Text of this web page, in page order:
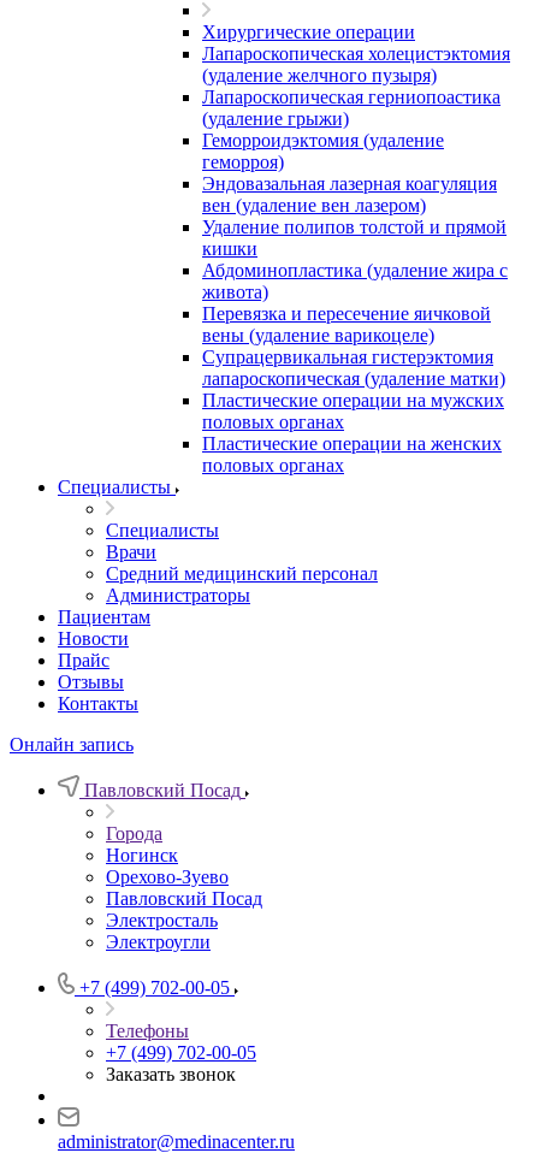
Хирургические операции
Лапароскопическая холецистэктомия
(удаление желчного пузыря)
Лапароскопическая герниопоастика
(удаление грыжи)
Геморроидэктомия (удаление
геморроя)
Эндовазальная лазерная коагуляция
вен (удаление вен лазером)
Удаление полипов толстой и прямой
кишки
Абдоминопластика (удаление жира с
живота)
Перевязка и пересечение яичковой
вены (удаление варикоцеле)
Супрацервикальная гистерэктомия
лапароскопическая (удаление матки)
Пластические операции на мужских
половых органах
Пластические операции на женских
половых органах
Специалисты
Специалисты
Врачи
Средний медицинский персонал
Администраторы
Пациентам
Новости
Прайс
Отзывы
Контакты
Онлайн запись
Павловский Посад
Города
Ногинск
Орехово-Зуево
Павловский Посад
Электросталь
Электроугли
+7 (499) 702-00-05
Телефоны
+7 (499) 702-00-05
Заказать звонок
administrator@medinacenter.ru